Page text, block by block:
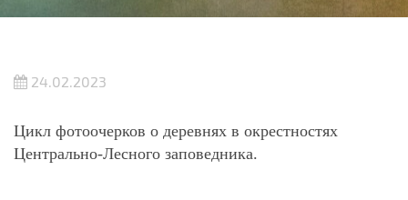
24.02.2023
Цикл фотоочерков о деревнях в окрестностях
Центрально-Лесного заповедника.